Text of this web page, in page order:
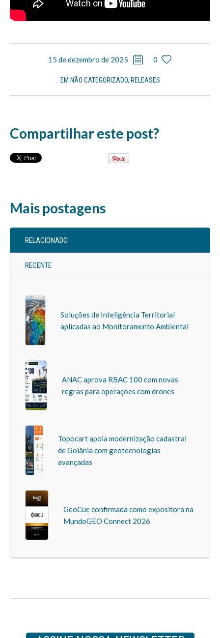
15 de dezembro de 2025 0
EM NÃO CATEGORIZADO, RELEASES
Compartilhar este post?
Mais postagens
RELACIONADO
RECENTE
Soluções de Inteligência Territorial
aplicadas ao Monitoramento Ambiental
ANAC aprova RBAC 100 com novas
regras para operações com drones
Topocart apoia modernização cadastral
de Goiânia com geotecnologias
avançadas
GeoCue confirmada como expositora na
MundoGEO Connect 2026